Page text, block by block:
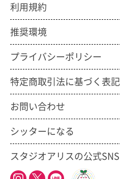
利用規約
推奨環境
プライバシーポリシー
特定商取引法に基づく表記
お問い合わせ
シッターになる
スタジオアリスの公式SNS